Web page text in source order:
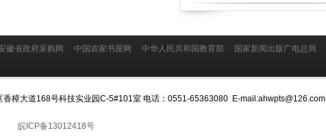
徽省政府采购网 中国农家书屋网 中华人民共和国教育部 国家新闻出版广电总局
樟大道168号科技实业园C-5#101室 电话：0551-65363080 E-mail:ahwpts@126.com
皖ICP备13012418号